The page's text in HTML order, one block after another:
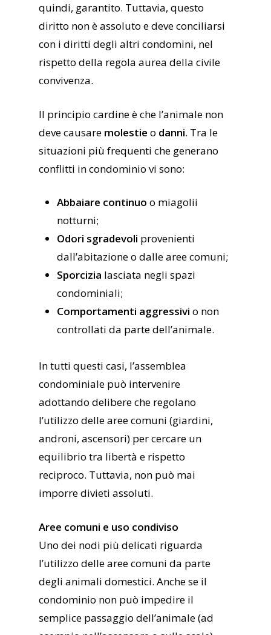
quindi, garantito. Tuttavia, questo
diritto non è assoluto e deve conciliarsi
con i diritti degli altri condomini, nel
rispetto della regola aurea della civile
convivenza.
Il principio cardine è che l’animale non
deve causare molestie o danni. Tra le
situazioni più frequenti che generano
conflitti in condominio vi sono:
Abbaiare continuo o miagolii
notturni;
Odori sgradevoli provenienti
dall’abitazione o dalle aree comuni;
Sporcizia lasciata negli spazi
condominiali;
Comportamenti aggressivi o non
controllati da parte dell’animale.
In tutti questi casi, l’assemblea
condominiale può intervenire
adottando delibere che regolano
l’utilizzo delle aree comuni (giardini,
androni, ascensori) per cercare un
equilibrio tra libertà e rispetto
reciproco. Tuttavia, non può mai
imporre divieti assoluti.
Aree comuni e uso condiviso
Uno dei nodi più delicati riguarda
l’utilizzo delle aree comuni da parte
degli animali domestici. Anche se il
condominio non può impedire il
semplice passaggio dell’animale (ad